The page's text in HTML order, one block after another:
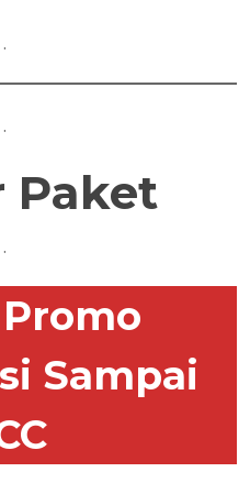
.
.
Paket
.
Sampai